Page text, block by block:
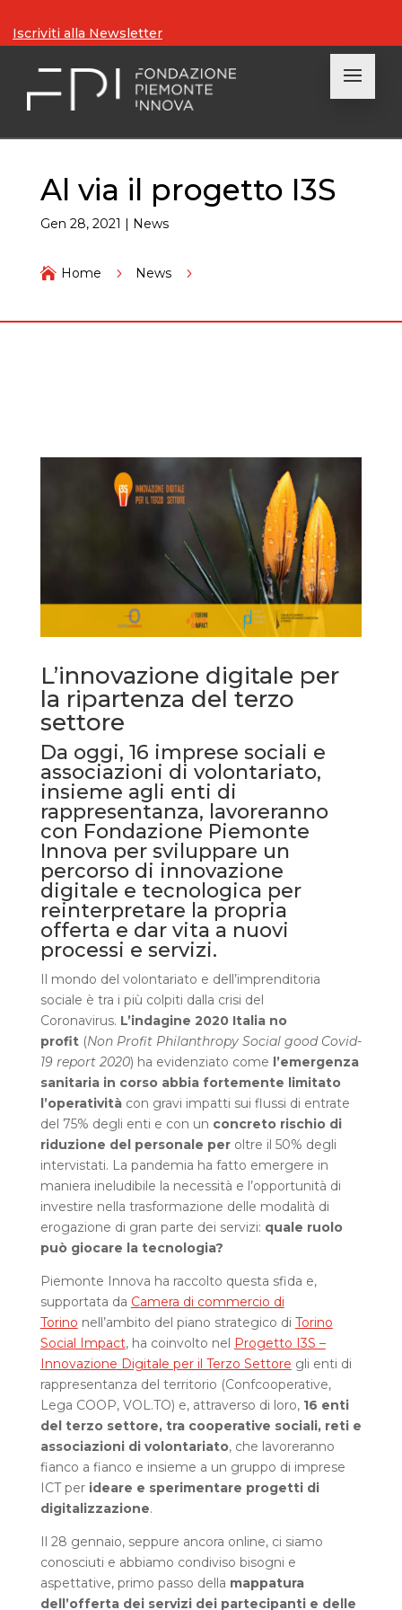
Iscriviti alla Newsletter
Al via il progetto I3S
Gen 28, 2021 | News
 Home 5 News 5
L’innovazione digitale per
la ripartenza del terzo
settore
Da oggi, 16 imprese sociali e
associazioni di volontariato,
insieme agli enti di
rappresentanza, lavoreranno
con Fondazione Piemonte
Innova per sviluppare un
percorso di innovazione
digitale e tecnologica per
reinterpretare la propria
offerta e dar vita a nuovi
processi e servizi.
Il mondo del volontariato e dell’imprenditoria
sociale è tra i più colpiti dalla crisi del
Coronavirus. L’indagine 2020 Italia no
profit (Non Profit Philanthropy Social good Covid-
19 report 2020) ha evidenziato come l’emergenza
sanitaria in corso abbia fortemente limitato
l’operativitàcon gravi impatti sui flussi di entrate
del 75% degli enti e con un concreto rischio di
riduzione del personale peroltre il 50% degli
intervistati. La pandemia ha fatto emergere in
maniera ineludibile la necessità e l’opportunità di
investire nella trasformazione delle modalità di
erogazione di gran parte dei servizi: quale ruolo
può giocare la tecnologia?
Piemonte Innova ha raccolto questa sfida e,
supportata da Camera di commercio di
Torino nell’ambito del piano strategico di Torino
Social Impact, ha coinvolto nel Progetto I3S –
Innovazione Digitale per il Terzo Settore gli enti di
rappresentanza del territorio (Confcooperative,
Lega COOP, VOL.TO) e, attraverso di loro, 16 enti
del terzo settore, tra cooperative sociali, reti e
associazioni di volontariato, che lavoreranno
fianco a fianco e insieme a un gruppo di imprese
ICT per ideare e sperimentare progetti di
digitalizzazione.
Il 28 gennaio, seppure ancora online, ci siamo
conosciuti e abbiamo condiviso bisogni e
aspettative, primo passo della mappatura
dell’offerta dei servizi dei partecipanti e delle